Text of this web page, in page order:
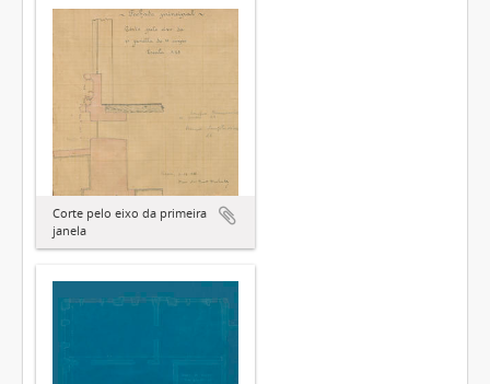
Corte pelo eixo da primeira
janela